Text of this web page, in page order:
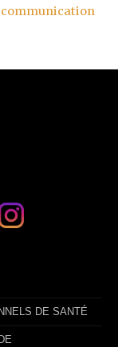
communication
DE SANTÉ